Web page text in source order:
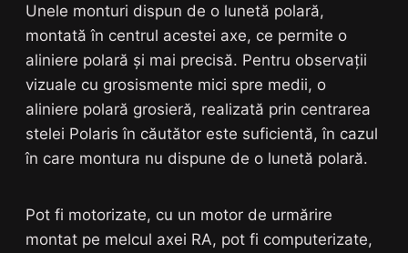
Unele monturi dispun de o lunetă polară,
montată în centrul acestei axe, ce permite o
aliniere polară și mai precisă. Pentru observații
vizuale cu grosismente mici spre medii, o
aliniere polară grosieră, realizată prin centrarea
stelei Polaris în căutător este suficientă, în cazul
în care montura nu dispune de o lunetă polară.
Pot fi motorizate, cu un motor de urmărire
montat pe melcul axei RA, pot fi computerizate,